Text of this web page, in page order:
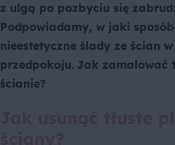
z ulgą po pozbyciu się
Podpowiadamy, w jaki
nieestetyczne ślady ze ścian
przedpokoju. Jak zamalować
ścianie?